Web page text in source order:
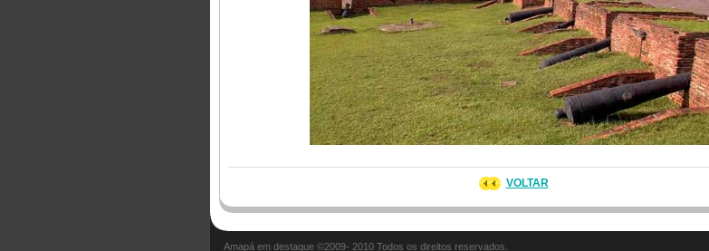
VOLTAR
Amapá em destaque ©2009- 2010 Todos os direitos reservados.